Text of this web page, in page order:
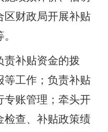
区财政局开展补贴
责补贴资金的拨
等工作；负责补贴
专账管理；牵头开
检查、补贴政策绩